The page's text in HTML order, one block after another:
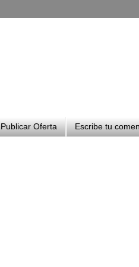
Publicar Oferta Escribe tu